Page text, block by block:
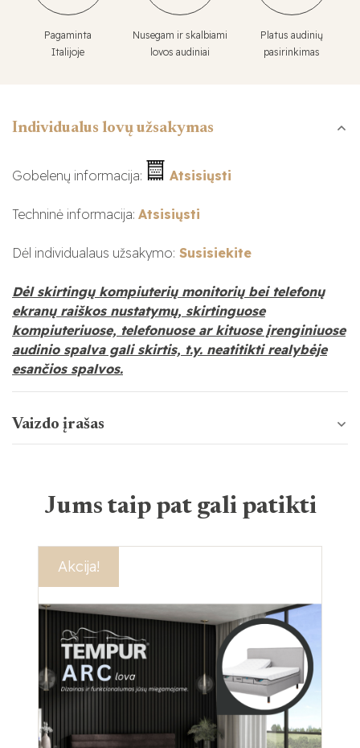
Pagaminta
Italijoje
Nusegam ir skalbiami
lovos audiniai
Platus audinių
pasirinkimas
Individualus lovų užsakymas
Gobelenų informacija: Atsisiųsti
Techninė informacija: Atsisiųsti
Dėl individualaus užsakymo: Susisiekite
Dėl skirtingų kompiuterių monitorių bei telefonų
ekranų raiškos nustatymų, skirtinguose
kompiuteriuose, telefonuose ar kituose įrenginiuose
audinio spalva gali skirtis, t.y. neatitikti realybėje
esančios spalvos.
Vaizdo įrašas
Jums taip pat gali patikti
Akcija!